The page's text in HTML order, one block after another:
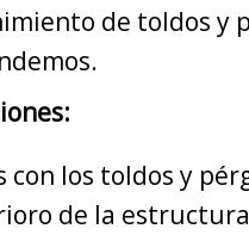
de toldos y
con los toldos y
de la